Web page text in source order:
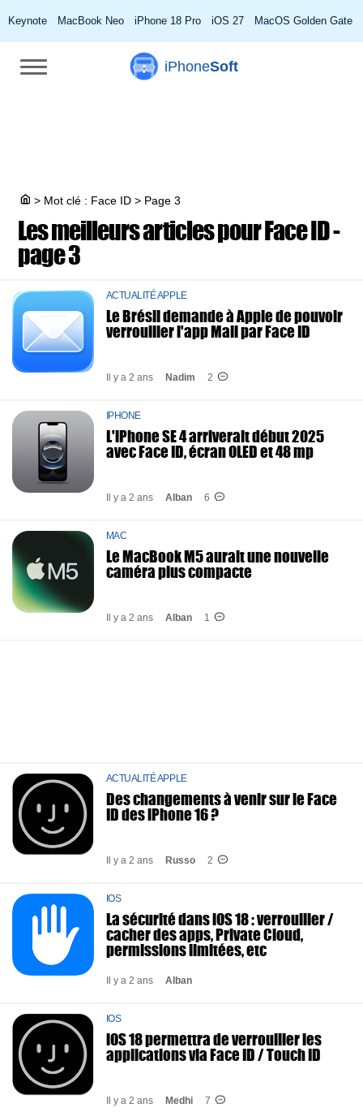
Keynote MacBook Neo iPhone 18 Pro iOS 27 MacOS Golden Gate
iPhoneSoft
> Mot clé : Face ID> Page 3
Les meilleurs articles pourFace ID -
page 3
ACTUALITÉ APPLE
Le Brésil demande à Apple de pouvoir
verrouiller l'app Mail par Face ID
Il y a 2 ans Nadim 2
IPHONE
L'iPhone SE 4 arriverait début 2025
avec Face ID, écran OLED et 48 mp
Il y a 2 ans Alban 6
MAC
Le MacBook M5 aurait une nouvelle
caméra plus compacte
Il y a 2 ans Alban 1
ACTUALITÉ APPLE
Des changements à venir sur le Face
ID des iPhone 16 ?
Il y a 2 ans Russo 2
IOS
La sécurité dans iOS 18 : verrouiller /
cacher des apps, Private Cloud,
permissions limitées, etc
Il y a 2 ans Alban
IOS
iOS 18 permettra de verrouiller les
applications via Face ID / Touch ID
Il y a 2 ans Medhi 7